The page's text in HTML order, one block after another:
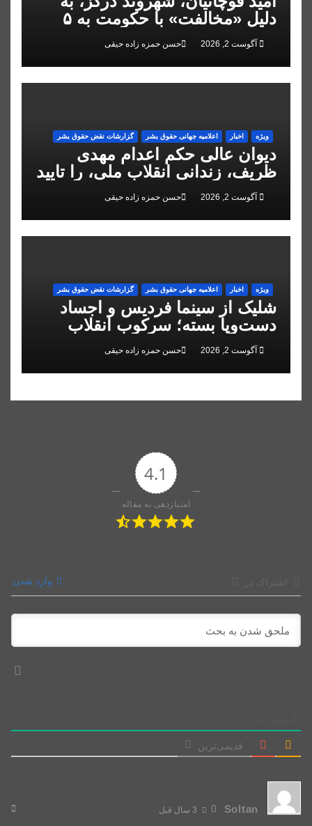
دلیل «مخالفت» با حکومت به ۵
سال زندان محکوم شد
آگوست 2, 2026 حسن حمزه زاده حیقی
ویژه اخبار اعلاميه جهانی حقوق بشر گزارشات نقض حقوق بشر
دیوان عالی حکم اعدام مهدی
ظریف، زندانی انقلاب ملی، را تایید
کردآگوست 2, 2026 حسن حمزه زاده حیقی
ویژه اخبار اعلاميه جهانی حقوق بشر گزارشات نقض حقوق بشر
شلیک از سینما فردیس و اجساد
دست‌وپا بسته؛ سرکوب انقلاب
ملی در البرز
آگوست 2, 2026 حسن حمزه زاده حیقی
4.1
امتیازدهی به مقاله
وارد شدن
قدیمی‌ترین
Soltan